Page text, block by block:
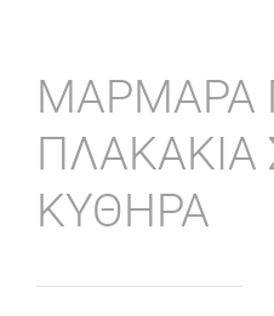
ΜΑΡΜΑΡΑ
ΠΛΑΚΑΚΙΑ
ΚΥΘΗΡΑ